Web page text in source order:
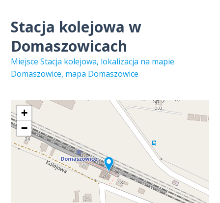
Stacja kolejowa w
Domaszowicach
Miejsce Stacja kolejowa, lokalizacja na mapie
Domaszowice, mapa Domaszowice
+
−